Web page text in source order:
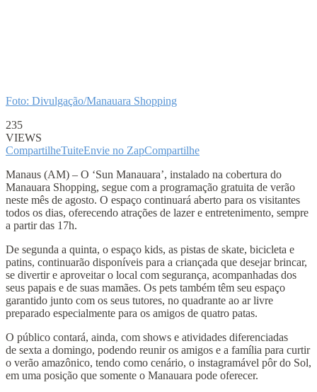
Foto: Divulgação/Manauara Shopping
235
VIEWS
CompartilheTuiteEnvie no ZapCompartilhe
Manaus (AM) – O ‘Sun Manauara’, instalado na cobertura do
Manauara Shopping, segue com a programação gratuita de verão
neste mês de agosto. O espaço continuará aberto para os visitantes
todos os dias, oferecendo atrações de lazer e entretenimento, sempre
a partir das 17h.
De segunda a quinta, o espaço kids, as pistas de skate, bicicleta e
patins, continuarão disponíveis para a criançada que desejar brincar,
se divertir e aproveitar o local com segurança, acompanhadas dos
seus papais e de suas mamães. Os pets também têm seu espaço
garantido junto com os seus tutores, no quadrante ao ar livre
preparado especialmente para os amigos de quatro patas.
O público contará, ainda, com shows e atividades diferenciadas
de sexta a domingo, podendo reunir os amigos e a família para curtir
o verão amazônico, tendo como cenário, o instagramável pôr do Sol,
em uma posição que somente o Manauara pode oferecer.